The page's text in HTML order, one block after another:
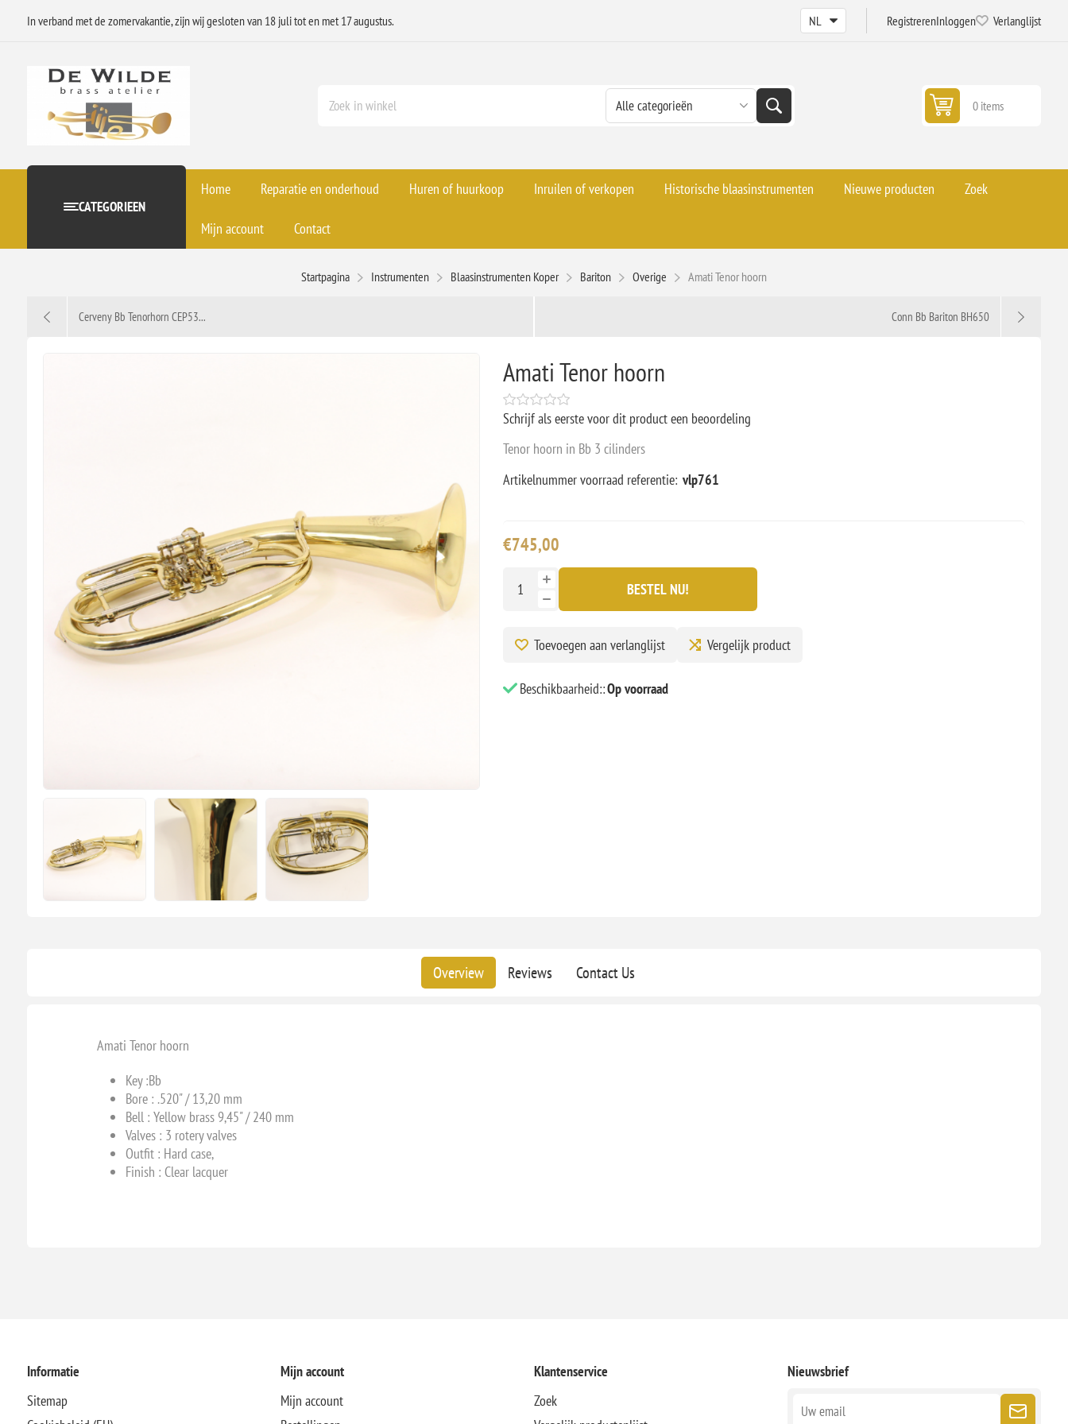
In verband met de zomervakantie, zijn wij gesloten van 18 juli tot en met 17 augustus. RegistrerenInloggen Verlanglijst
0 items
CATEGORIEEN
Home Reparatie en onderhoud Huren of huurkoop Inruilen of verkopen Historische blaasinstrumenten Nieuwe producten Zoek
Mijn account Contact
Startpagina Instrumenten Blaasinstrumenten Koper Bariton Overige Amati Tenor hoorn
Cerveny Bb Tenorhorn CEP53... Conn Bb Bariton BH650
Amati Tenor hoorn
Schrijf als eerste voor dit product een beoordeling
Tenor hoorn in Bb 3 cilinders
Artikelnummer voorraad referentie: vlp761
€745,00
BESTEL NU!
Toevoegen aan verlanglijst Vergelijk product
Beschikbaarheid::Op voorraad
Overview Reviews Contact Us
Amati Tenor hoorn
Key :Bb
Bore : .520" / 13,20 mm
Bell : Yellow brass 9,45" / 240 mm
Valves : 3 rotery valves
Outfit : Hard case,
Finish : Clear lacquer
Informatie
Sitemap
Mijn account
Mijn account
Klantenservice
Zoek
Nieuwsbrief